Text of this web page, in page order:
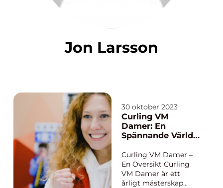
Jon Larsson
30 oktober 2023
Curling VM
Damer: En
Spännande Värld
Sport
Curling VM Damer –
En Översikt Curling
VM Damer är ett
årligt mästerskap